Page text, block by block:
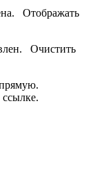
Отображать
Очистить